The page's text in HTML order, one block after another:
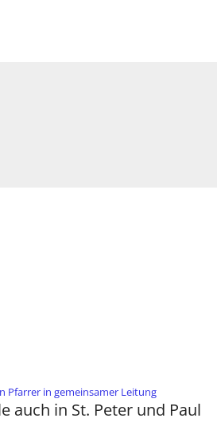
Pfarrer in gemeinsamer Leitung:
auch in St. Peter und Paul